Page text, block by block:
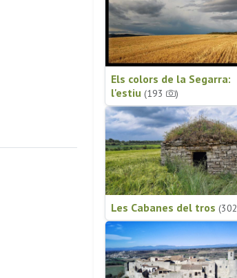
Els colors de la Segarra:
l'estiu (193 )
Les Cabanes del tros (302